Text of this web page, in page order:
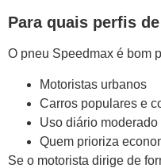
Para quais perfis
O pneu Speedmax é bom
Motoristas urbanos
Carros populares e
Uso diário moderado
Quem prioriza
Se o motorista dirige de